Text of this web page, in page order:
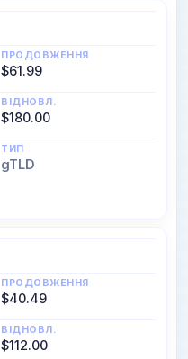
ПРОДОВЖЕННЯ
$61.99
ВІДНОВЛ.
$180.00
ТИП
gTLD
ПРОДОВЖЕННЯ
$40.49
ВІДНОВЛ.
$112.00